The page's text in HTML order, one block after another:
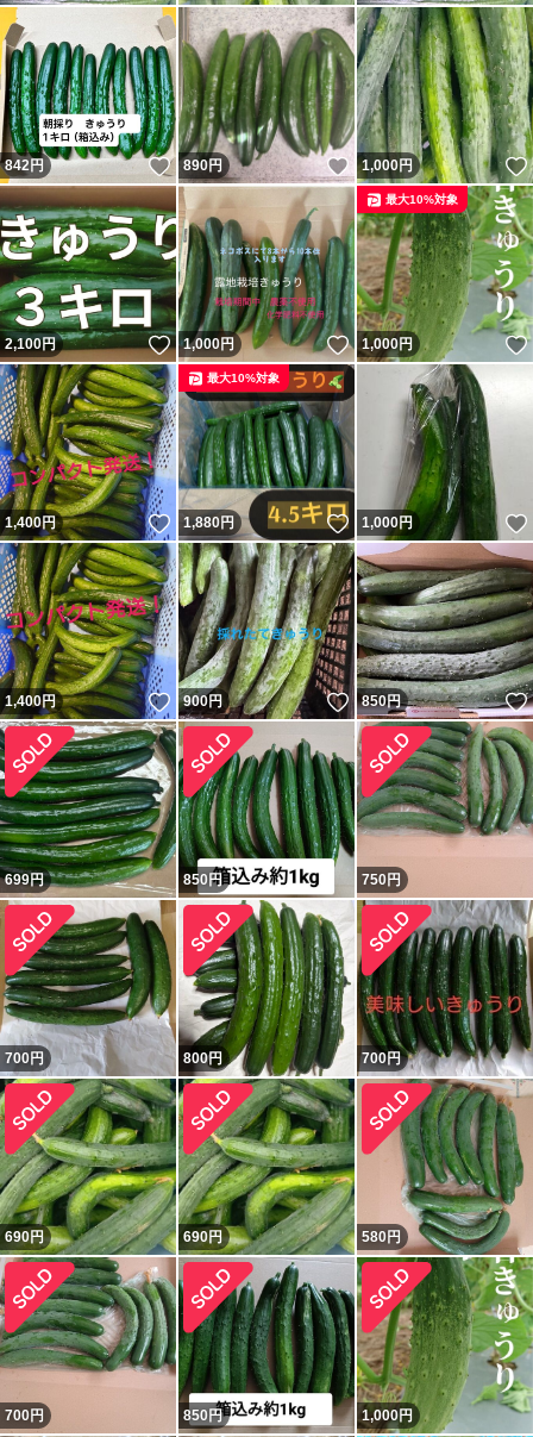
842円 いいね！
890円 いいね！
1,000円
2,100円 いいね！
1,000円 いいね！
1,000円
最大10%対象
1,400円 いいね！
1,880円 いいね！
最大10%対象
1,000円
1,400円 いいね！
900円 いいね！
850円
699円 850 円 750円
700円 800円 700円
690円 690円 580円
700円 850 円 1,000円